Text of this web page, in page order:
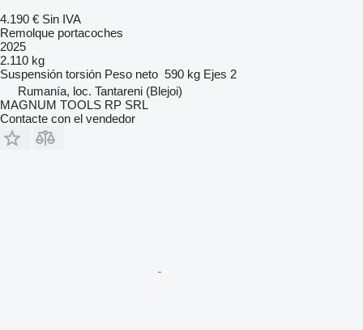
4.190 € Sin IVA
Remolque portacoches
2025
2.110 kg
Suspensión torsión Peso neto 590 kg Ejes 2
Rumanía, loc. Tantareni (Blejoi)
MAGNUM TOOLS RP SRL
Contacte con el vendedor